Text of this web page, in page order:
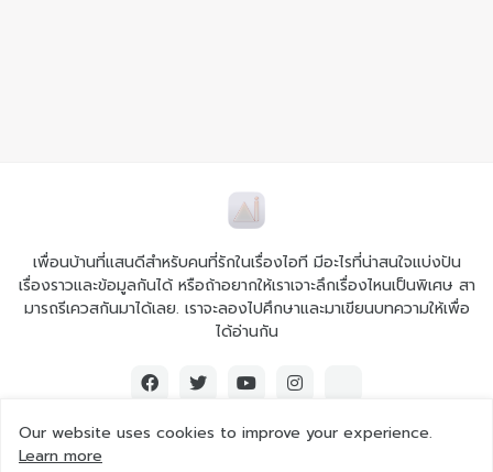
เพื่อนบ้านที่แสนดีสำหรับคนที่รักในเรื่องไอที มีอะไรที่น่าสนใจแบ่งปัน
เรื่องราวและข้อมูลกันได้ หรือถ้าอยากให้เราเจาะลึกเรื่องไหนเป็นพิเศษ สา
มารถรีเควสกันมาได้เลย. เราจะลองไปศึกษาและมาเขียนบทความให้เพื่อ
ได้อ่านกัน
Our website uses cookies to improve your experience.
Learn more